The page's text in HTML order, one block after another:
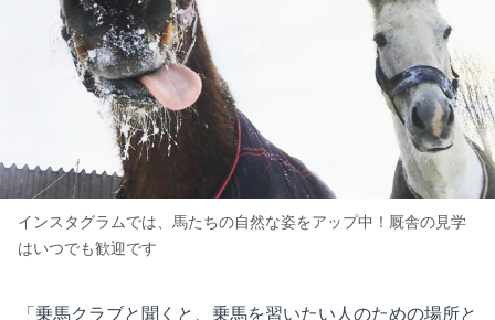
インスタグラムでは、馬たちの自然な姿をアップ中！厩舎の見学
はいつでも歓迎です
「乗馬クラブと聞くと、乗馬を習いたい人のための場所と